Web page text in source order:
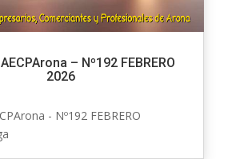
– Nº192 FEBRERO
2026
- Nº192 FEBRERO